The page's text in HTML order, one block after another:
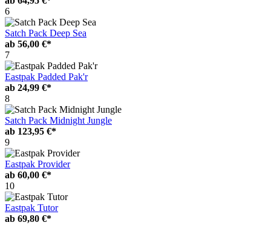
6
Satch Pack Deep Sea
ab 56,00 €*
7
Eastpak Padded Pak'r
ab 24,99 €*
8
Satch Pack Midnight Jungle
ab 123,95 €*
9
Eastpak Provider
ab 60,00 €*
10
Eastpak Tutor
ab 69,80 €*